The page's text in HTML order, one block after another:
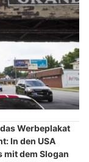
Werbeplakat
In den USA
mit dem Slogan